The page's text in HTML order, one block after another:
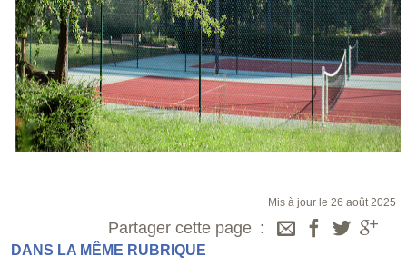
Mis à jour le 26 août 2025
Partager cette page
DANS LA MÊME RUBRIQUE